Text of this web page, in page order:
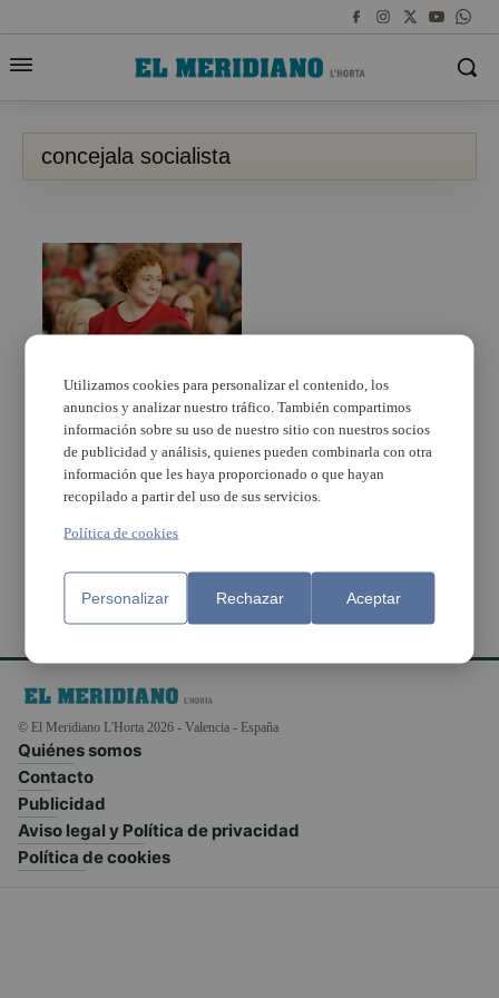
concejala socialista
Torrent decreta dos
días de luto por el
fallecimiento de
Esmeralda Torres,
concejala socialista
durante años
© El Meridiano L'Horta 2026 - Valencia - España
Quiénes somos
Contacto
Publicidad
Aviso legal y Política de privacidad
Política de cookies
Utilizamos cookies para personalizar el contenido, los
anuncios y analizar nuestro tráfico. También compartimos
información sobre su uso de nuestro sitio con nuestros socios
de publicidad y análisis, quienes pueden combinarla con otra
información que les haya proporcionado o que hayan
recopilado a partir del uso de sus servicios.
Política de cookies
Personalizar Rechazar Aceptar